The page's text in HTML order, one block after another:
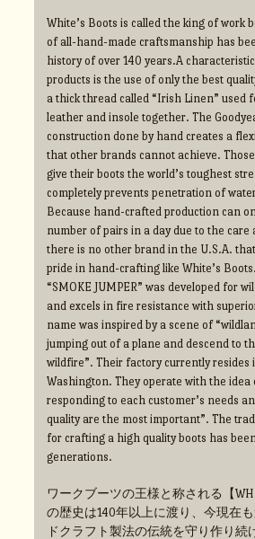
White’s Boots is called the king of work
of all-hand-made craftsmanship has
history of over 140 years.A
products is the use of only the best
a thick thread called “Irish Linen” used
leather and insole together. The
construction done by hand creates a
that other brands cannot achieve.
give their boots the world’s toughest
completely prevents penetration of
Because hand-crafted production can
number of pairs in a day due to the care
there is no other brand in the U.S.A.
pride in hand-crafting like White’s
“SMOKE JUMPER” was developed for
and excels in fire resistance with
name was inspired by a scene of
jumping out of a plane and descend to
wildfire”. Their factory currently resides
Washington. They operate with the
responding to each customer’s needs
quality are the most important”. The
for crafting a high quality boots has
generations.
ワークブーツの王様と称される【
の歴史は140年以上に渡り、今現在
ドクラフト製法の伝統を守り作り続